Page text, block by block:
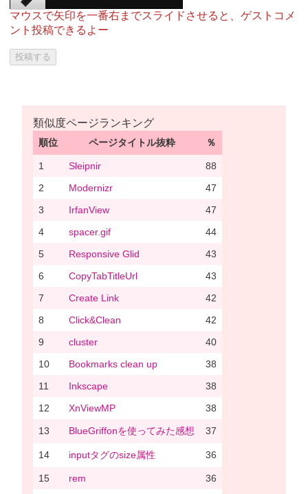
マウスで矢印を一番右までスライドさせると、ゲストコメ
ント投稿できるよー
類似度ページランキング
順位 ページタイトル抜粋 ％
1 Sleipnir
88
2
Modernizr
47
3
IrfanView
47
4
spacer.gif
44
5
Responsive Glid
43
6
CopyTabTitleUrl
43
7
Create Link
42
8
Click&Clean
42
9
cluster
40
10
Bookmarks clean up
38
11
Inkscape
38
12
XnViewMP 38
13 BlueGriffonを使ってみた感想 37
14 inputタグのsize属性 36
15 rem
36